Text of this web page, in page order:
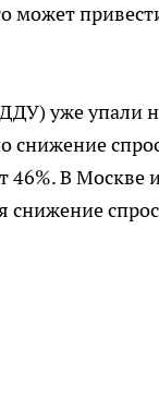
может
уже упали
снижение
46%. В Москве
снижение